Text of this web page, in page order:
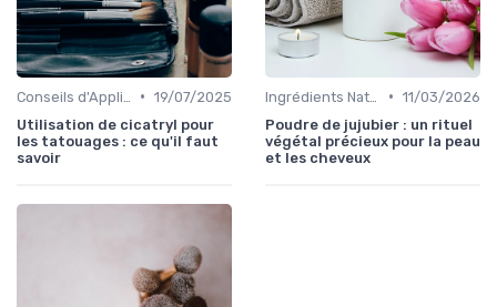
• 19/07/2025
Utilisation de cicatryl pour
les tatouages : ce qu'il faut
savoir
• 11/03/2026
Poudre de jujubier : un rituel
végétal précieux pour la peau
et les cheveux